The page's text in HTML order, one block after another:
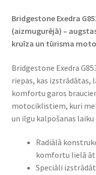
Bridgestone Exedra
(aizmugurējā) –
kruīza un tūrisma
Bridgestone Exedra
riepas, kas izstrādātas,
komfortu garos
motociklistiem, kuri
un ilgu kalpošanas laiku
Radiālā
komfortu lielā
Speciāli